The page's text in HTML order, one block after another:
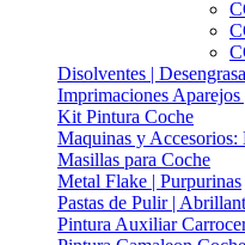
Disolventes |
Imprimaciones
Kit Pintura Coche
Maquinas y Accesorios:
Masillas para Coche
Metal Flake | Purpurinas
Pastas de Pulir |
Pintura Auxiliar